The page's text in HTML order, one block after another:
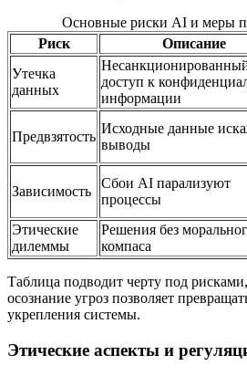
Основные риски AI и меры
Риск
Описание
Утечка
данных
доступ к
информации
Предвзятость
Исходные данные
выводы
Зависимость
Сбои AI парализуют
процессы
Этические
дилеммы
Решения без
компаса
Таблица подводит черту под
осознание угроз позволяет
укрепления системы.
Этические аспекты и